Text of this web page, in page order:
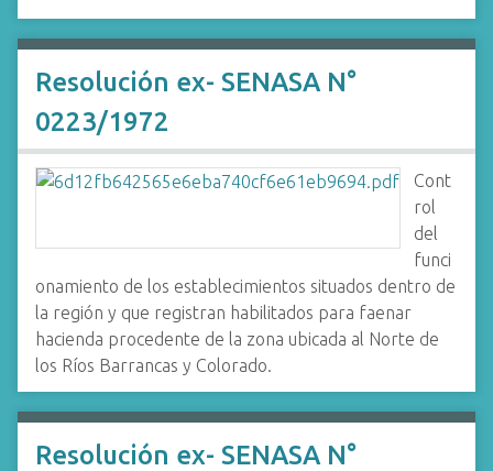
Resolución ex- SENASA N°
0223/1972
Cont
rol
del
funci
onamiento de los establecimientos situados dentro de
la región y que registran habilitados para faenar
hacienda procedente de la zona ubicada al Norte de
los Ríos Barrancas y Colorado.
Resolución ex- SENASA N°